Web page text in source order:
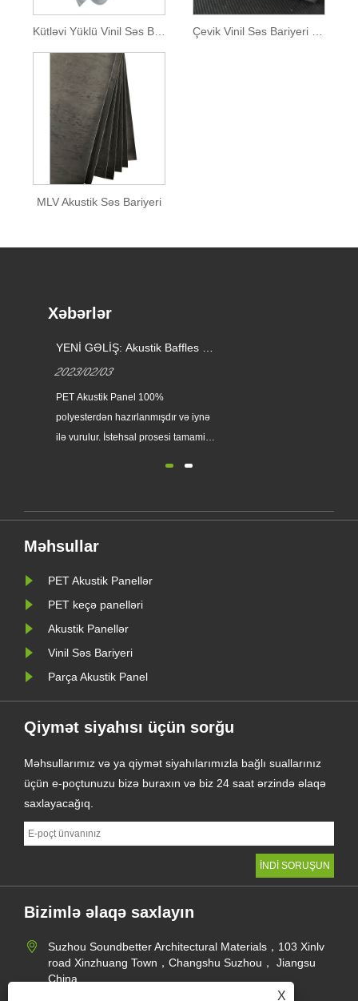
Kütləvi Yüklü Vinil Səs Bariyeri
MLV Akustik Səs Bariyeri
X
Xəbərlər
YENİ GƏLİŞ: Akustik Baffles və
2023/02/03
PET Akustik Panel 100%
polyesterdən hazırlanmışdır və iynə
ilə vurulur. İstehsal prosesi tamamilə
məsaməli təbiəti onu səs udma və
istilik izolyasiya edir. Soundbetter
Məhsullar
PET Akustik Panellər
PET keçə panelləri
Akustik Panellər
Vinil Səs Bariyeri
Parça Akustik Panel
Qiymət siyahısı üçün sorğu
Məhsullarımız və ya qiymət siyahılarımızla bağlı suallarınız
üçün e-poçtunuzu bizə buraxın və biz 24 saat ərzində əlaqə
saxlayacağıq.
Bizimlə əlaqə saxlayın
Suzhou Soundbetter Architectural Materials，103 Xinlv
road Xinzhuang Town，Changshu Suzhou， Jiangsu
China